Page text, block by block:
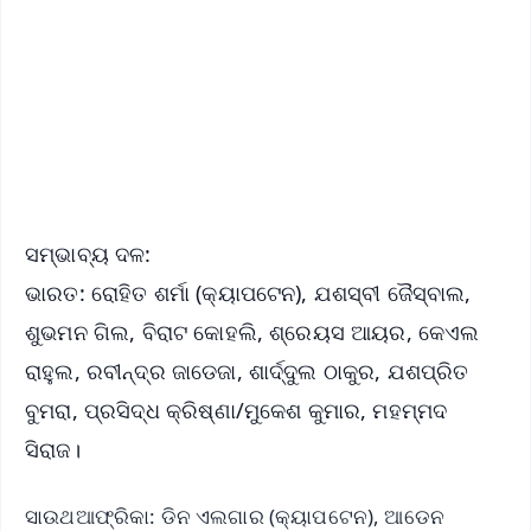
ସମ୍ଭାବ୍ୟ ଦଳ:
ଭାରତ: ରୋହିତ ଶର୍ମା (କ୍ୟାପଟେନ), ଯଶସ୍ବୀ ଜୈସ୍ବାଲ,
ଶୁଭମନ ଗିଲ, ବିରାଟ କୋହଲି, ଶ୍ରେୟସ ଆୟର, କେଏଲ
ରାହୁଲ, ରବୀନ୍ଦ୍ର ଜାଡେଜା, ଶାର୍ଦ୍ଦୁଲ ଠାକୁର, ଯଶପ୍ରିତ
ବୁମରା, ପ୍ରସିଦ୍ଧ କ୍ରିଷ୍ଣା/ମୁକେଶ କୁମାର, ମହମ୍ମଦ
ସିରାଜ।
ସାଉଥଆଫ୍ରିକା: ଡିନ ଏଲଗାର (କ୍ୟାପଟେନ), ଆଡେନ